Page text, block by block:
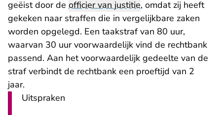
geëist door de officier van justitie, omdat zij heeft
gekeken naar straffen die in vergelijkbare zaken
worden opgelegd. Een taakstraf van 80 uur,
waarvan 30 uur voorwaardelijk vind de rechtbank
passend. Aan het voorwaardelijk gedeelte van de
straf verbindt de rechtbank een proeftijd van 2
jaar.
Uitspraken